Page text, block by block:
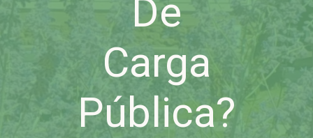
De
Carga
Pública?